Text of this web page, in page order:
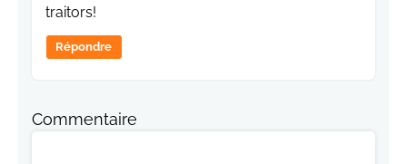
traitors!
Répondre
Commentaire